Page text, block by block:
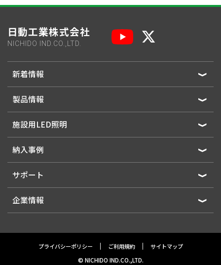
日動工業株式会社
NICHIDO IND.CO.,LTD.
新着情報
製品情報
施設用LED照明
納入事例
サポート
企業情報
プライバシーポリシー ご利用規約 サイトマップ
© NICHIDO IND.CO.,LTD.